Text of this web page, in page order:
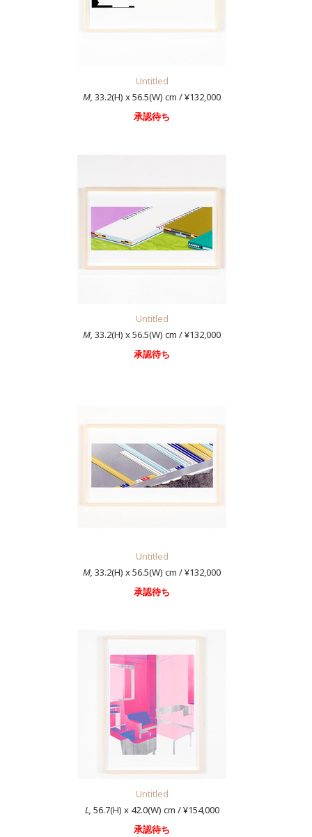
Untitled
M, 33.2(H) x 56.5(W) cm / ¥132,000
承認待ち
Untitled
M, 33.2(H) x 56.5(W) cm / ¥132,000
承認待ち
Untitled
M, 33.2(H) x 56.5(W) cm / ¥132,000
承認待ち
Untitled
L, 56.7(H) x 42.0(W) cm / ¥154,000
承認待ち